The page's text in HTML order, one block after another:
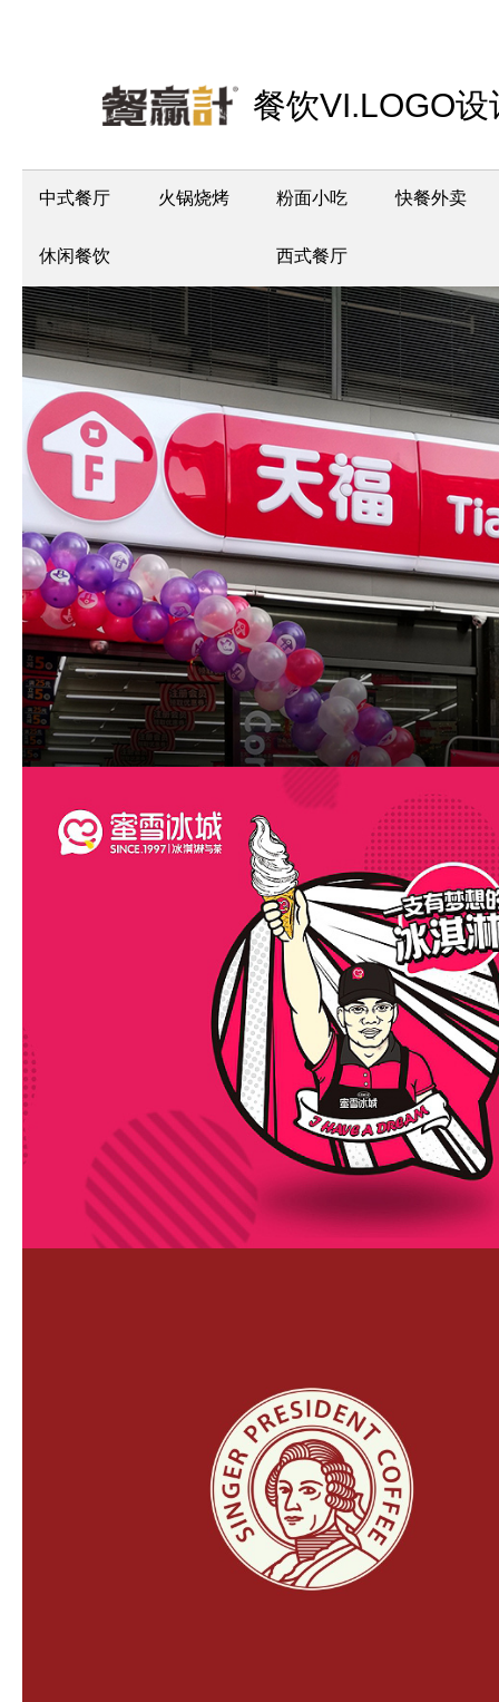
餐饮VI.LOGO设
中式餐厅 火锅烧烤 粉面小吃 快餐外卖
休闲餐饮 西式餐厅